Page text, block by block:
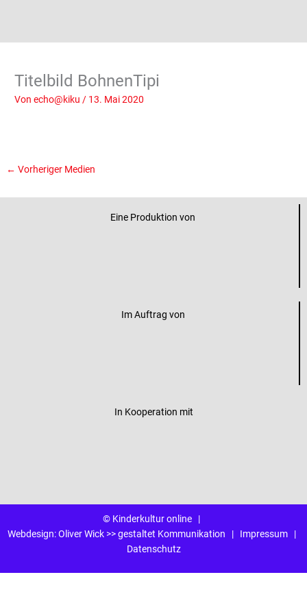
Titelbild BohnenTipi
Vonecho@kiku/ 13. Mai 2020
← Vorheriger Medien
Eine Produktion von
Im Auftrag von
In Kooperation mit
© Kinderkultur online |
Webdesign:Oliver Wick >> gestaltet Kommunikation | Impressum|
Datenschutz